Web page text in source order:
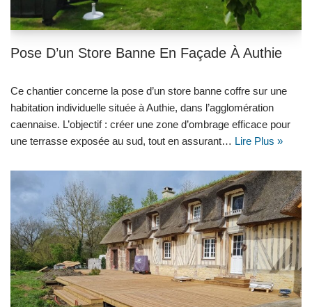
Pose D’un Store Banne En Façade À Authie
Ce chantier concerne la pose d’un store banne coffre sur une
habitation individuelle située à Authie, dans l’agglomération
caennaise. L’objectif : créer une zone d’ombrage efficace pour
une terrasse exposée au sud, tout en assurant… Lire Plus »